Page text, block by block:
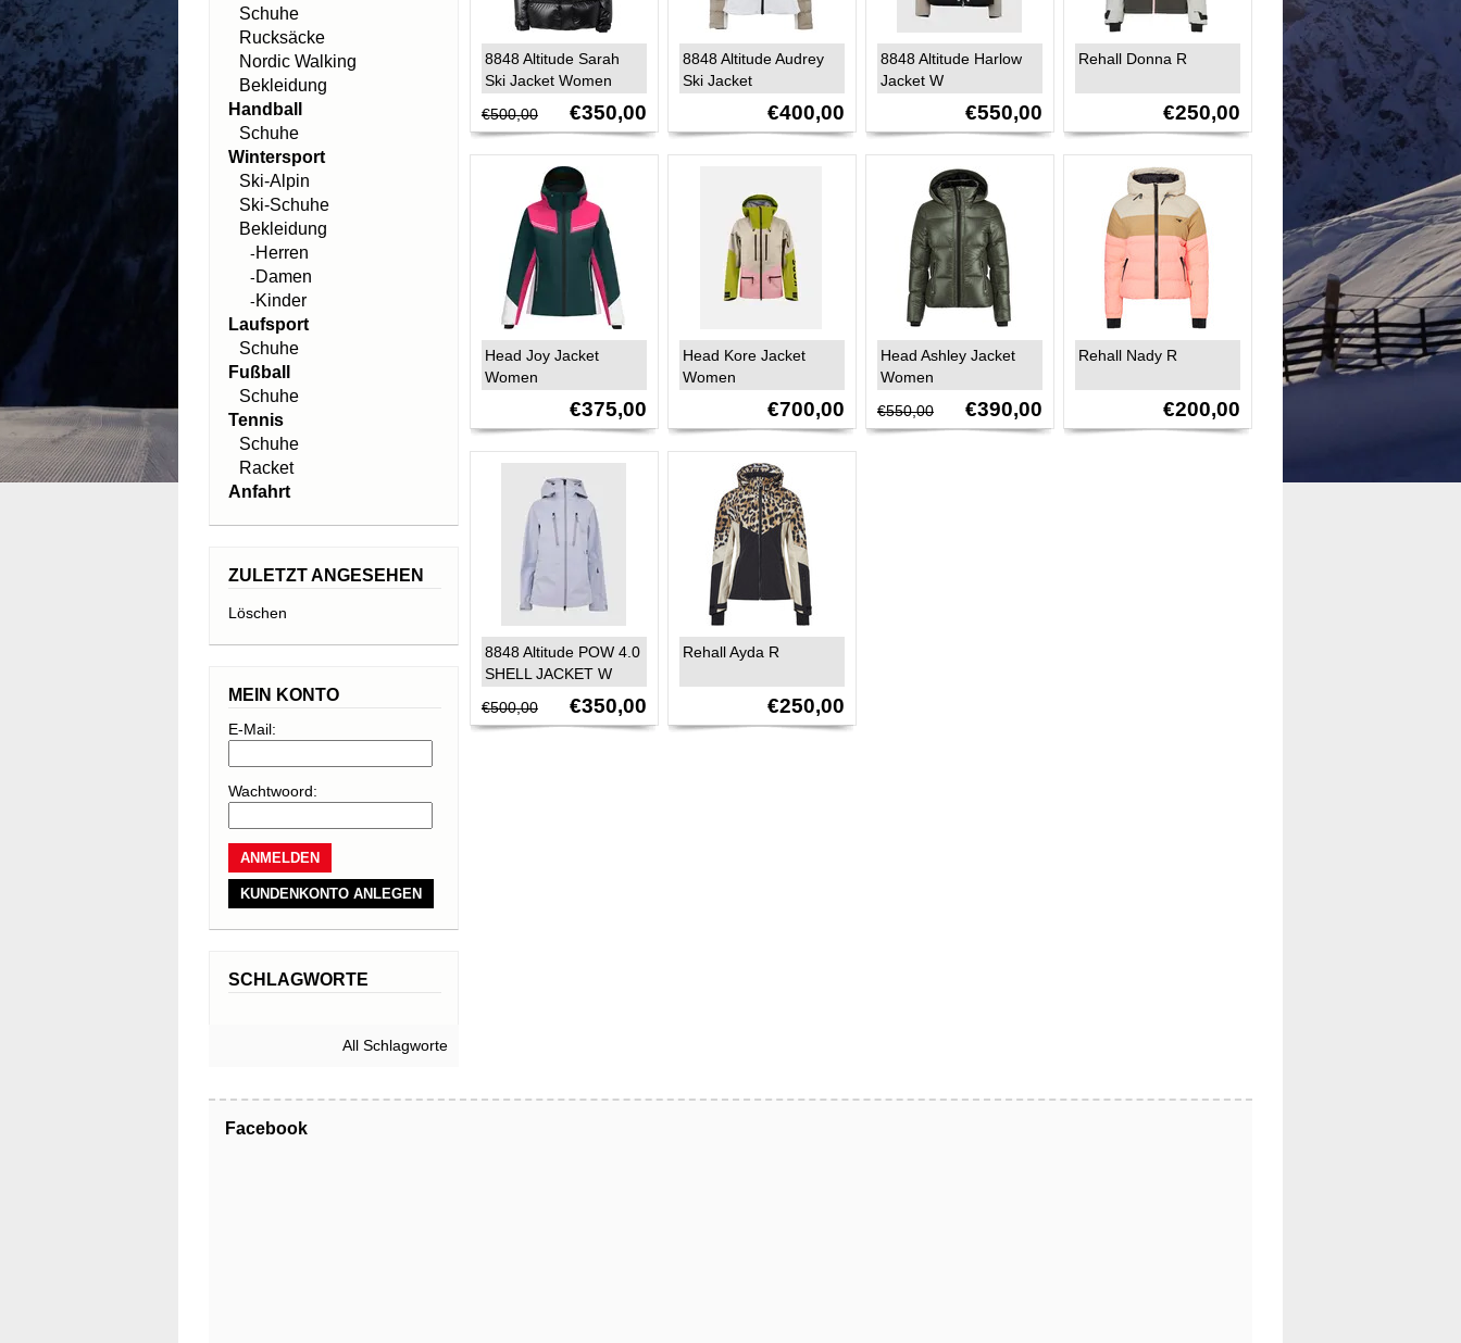
8848 Altitude Sarah
Ski Jacket Women
€500,00
€350,00
8848 Altitude Audrey
Ski Jacket
€400,00
8848 Altitude Harlow
Jacket W
€550,00
Rehall Donna R
€250,00
Head Joy Jacket
Women
€375,00
Head Kore Jacket
Women
€700,00
Head Ashley Jacket
Women
€550,00
€390,00
Rehall Nady R
€200,00
8848 Altitude POW 4.0
SHELL JACKET W
€500,00
€350,00
Rehall Ayda R
€250,00
Schuhe
Rucksäcke
Nordic Walking
Bekleidung
Handball
Schuhe
Wintersport
Ski-Alpin
Ski-Schuhe
Bekleidung
-Herren
-Damen
-Kinder
Laufsport
Schuhe
Fußball
Schuhe
Tennis
Schuhe
Racket
Anfahrt
ZULETZT ANGESEHEN
Löschen
MEIN KONTO
E-Mail:
Wachtwoord:
KUNDENKONTO ANLEGEN
SCHLAGWORTE
All Schlagworte
Facebook